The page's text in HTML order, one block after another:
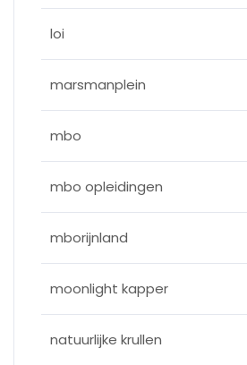
loi
marsmanplein
mbo
mbo opleidingen
mborijnland
moonlight kapper
natuurlijke krullen